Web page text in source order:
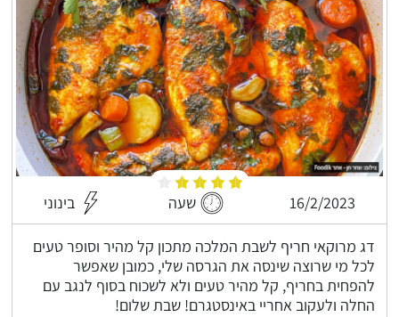
16/2/2023 שעה בינוני
דג מרוקאי חריף לשבת המלכה מתכון קל מהיר וסופר טעים
לכל מי שרוצה שינסה את הגרסה שלי, כמובן שאפשר
להפחית בחריף, קל מהיר טעים ולא לשכוח בסוף לנגב עם
החלה ולעקוב אחריי באינסטגרם! שבת שלום!